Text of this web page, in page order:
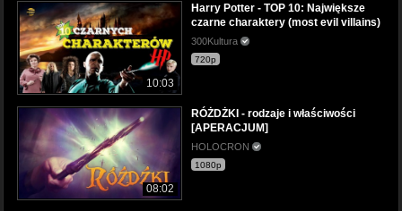
10:03
Harry Potter - TOP 10: Największe
czarne charaktery (most evil villains)
300Kultura
720p
08:02
RÓŻDŻKI - rodzaje i właściwości
[APERACJUM]
HOLOCRON
1080p